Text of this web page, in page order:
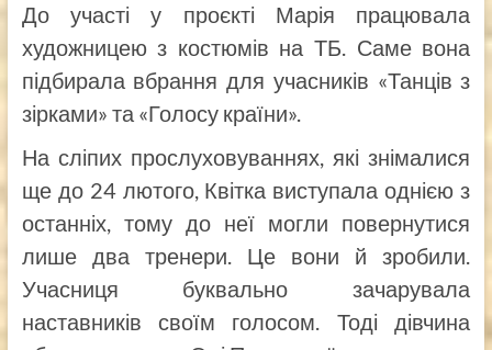
До участі у проєкті Марія працювала
художницею з костюмів на ТБ. Саме вона
підбирала вбрання для учасників «Танців з
зірками» та «Голосу країни».
На сліпих прослуховуваннях, які знімалися
ще до 24 лютого, Квітка виступала однією з
останніх, тому до неї могли повернутися
лише два тренери. Це вони й зробили.
Учасниця буквально зачарувала
наставників своїм голосом. Тоді дівчина